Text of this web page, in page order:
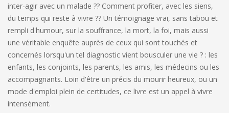
inter-agir avec un malade ?? Comment profiter, avec les siens,
du temps qui reste à vivre ?? Un témoignage vrai, sans tabou et
rempli d'humour, sur la souffrance, la mort, la foi, mais aussi
une véritable enquête auprès de ceux qui sont touchés et
concernés lorsqu'un tel diagnostic vient bousculer une vie ? : les
enfants, les conjoints, les parents, les amis, les médecins ou les
accompagnants. Loin d'être un précis du mourir heureux, ou un
mode d'emploi plein de certitudes, ce livre est un appel à vivre
intensément.